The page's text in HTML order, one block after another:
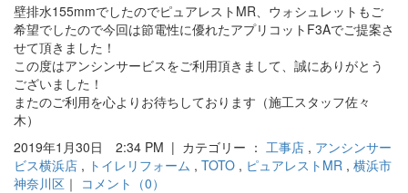
壁排水155mmでしたのでピュアレストMR、ウォシュレットもご
希望でしたので今回は節電性に優れたアプリコットF3Aでご提案さ
せて頂きました！
この度はアンシンサービスをご利用頂きまして、誠にありがとう
ございました！
またのご利用を心よりお待ちしております（施工スタッフ佐々
木）
2019年1月30日 2:34 PM | カテゴリー ： 工事店 , アンシンサー
ビス横浜店 , トイレリフォーム , TOTO , ピュアレストMR , 横浜市
神奈川区 ｜ コメント（0）